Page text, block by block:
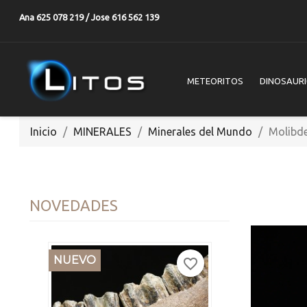
Ana 625 078 219 / Jose 616 562 139
METEORITOS
Inicio MINERALES Minerales del Mundo
NOVEDADES
NUEVO favorite_border